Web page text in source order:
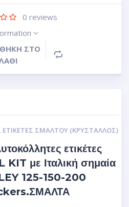
0 reviews
ΣΤΟ
ΣΜΆΛΤΟΥ (ΚΡΥΣΤΑΛΛΟΣ)
ετικέτες
με Ιταλική σημαία
125-150-200